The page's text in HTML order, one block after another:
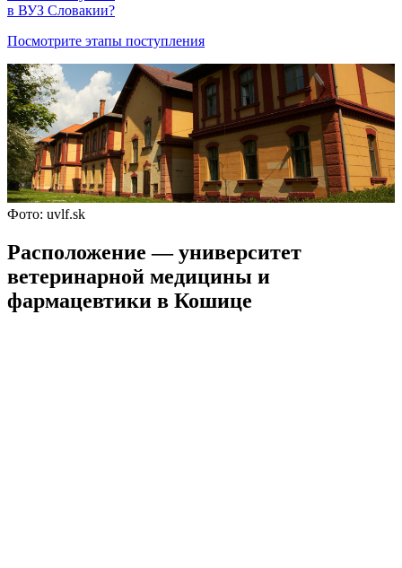
в ВУЗ Словакии?
Посмотрите этапы поступления
Фото: uvlf.sk
Расположение — университет
ветеринарной медицины и
фармацевтики в Кошице